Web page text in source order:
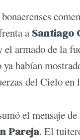
a Santiago
armado de la
habían
del Cielo
el mensaje
Pareja. El